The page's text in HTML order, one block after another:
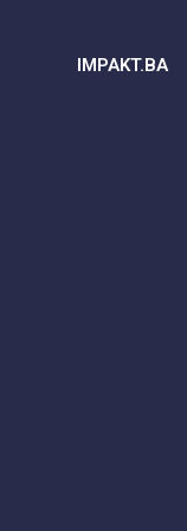
IMPAKT.BA